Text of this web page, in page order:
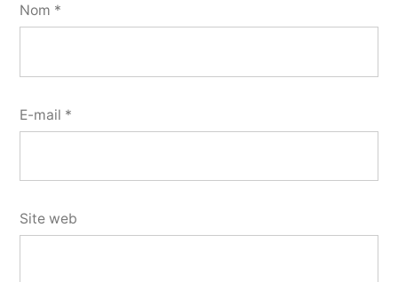
Nom *
E-mail *
Site web